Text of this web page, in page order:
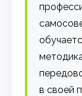
в своей